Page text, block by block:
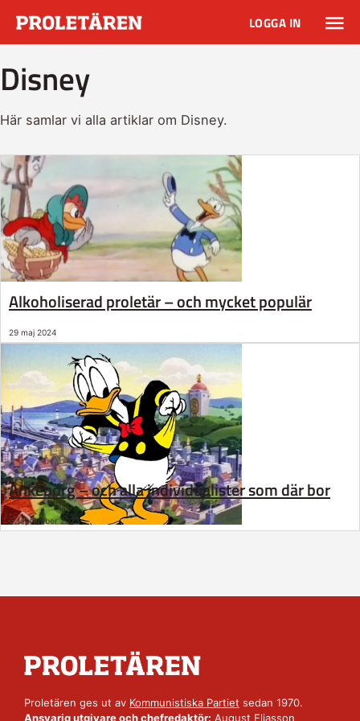
LOGGA IN
Disney
Här samlar vi alla artiklar om Disney.
Alkoholiserad proletär – och mycket populär
29 maj 2024
Ankeborg – och alla individualister som där bor
6 september 2023
Proletären ges ut av Kommunistiska Partiet sedan 1970.
Ansvarig utgivare och chefredaktör: August Eliasson